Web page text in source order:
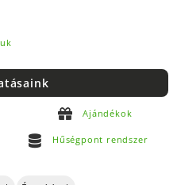
Ajándékok
Hűségpont rendszer